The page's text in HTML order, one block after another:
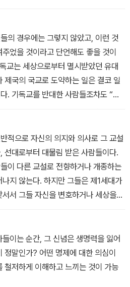
면, 속옷도 벗어주어야 한다고 믿는다.
는다. 자기가 가진 모든 것을 팔아서
전해질 수 있다고 믿는다.
할 때, 그것은 거짓말이라고 할 수 없
한결같이 칭찬하면, 그것이 왜 옳은 것
이유나 근거를 알지 못해도, 사람들은
, 기독교인들은 신약성경에서 말하는
지만 진정으로 살아 있는 믿음이 되
행위를 규율해서, 그들이 그 규범들
한다는 점에서, 그들은 살아 있는 믿
없다. 그런데도 그들은 자신들의 대적
할 만하다고 생각하는 사람들의 행위
사용한다. 반면에, 어떤 사람이 그 규
게 행하라고 말하면, 그들은 그 사람
더 착한 것처럼 위선을 떠는 것이라
지는 상종못할 사람으로 치부해버린
의 경우에는 그렇지 않았고, 이런 것
었을 것이라고 단언해도 좋을 것이
교는 세상으로부터 멸시받았던 유대
제국의 국교로 도약하는 일은 결코 일
. 기독교를 반대한 사람들조차도 “이
랑하는지를 보라”고 말한 것을 보면
지 않을 것이다), 초기 기독교인들은
도 자신들이 믿는 신앙의 의미를 훨씬
명하다.
난 오늘에 있어서 그 세력을 더 이상
히 거의 유럽인들과 유럽인들의 후손
유는 초기 기독교인들이 보여주었던
이다. 심지어 기독교의 교리들을 일
믿고, 그 교리들 중 많은 것들에 상당
신앙생활을 해나가는 사람들의 경우
식으로 비교적 활발하게 움직여서 그
은 칼뱅Calvin이나 녹스Knox,19 또
적으로 자신의 의지와 의사로 그 교설
선대로부터 대물림 받은 사람들이다.
이 다른 교설로 전향하거나 개종하는
지 않는다. 하지만 그들은 제1세대가
서 그들 자신을 변호하거나 세상을
임없이 애쓰는 대신에 조용히 뒤로
설을 반박하는 주장이나 논거들을 될
고, 반대자들에 맞서 치열한 논쟁을 벌
. 통상적으로 이때가 그 교설의 생명
할 수 있다.
이는 순간, 그 신념은 생명력을 잃어
정말인가? 어떤 명제에 대한 의심이
철저하게 이해하고 느끼는 것이 가능